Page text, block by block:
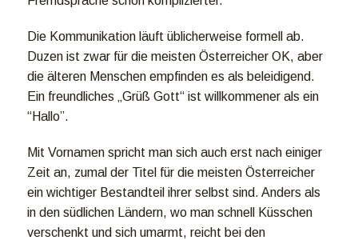
Die Kommunikation läuft üblicherweise formell ab.
Duzen ist zwar für die meisten Österreicher OK, aber
die älteren Menschen empfinden es als beleidigend.
Ein freundliches „Grüß Gott“ ist willkommener als ein
“Hallo”.
Mit Vornamen spricht man sich auch erst nach einiger
Zeit an, zumal der Titel für die meisten Österreicher
ein wichtiger Bestandteil ihrer selbst sind. Anders als
in den südlichen Ländern, wo man schnell Küsschen
verschenkt und sich umarmt, reicht bei den